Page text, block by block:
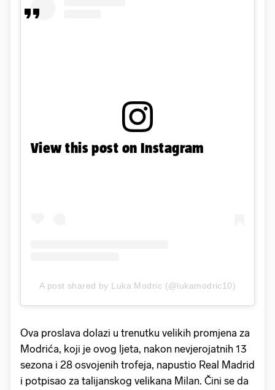
View this post on Instagram
A post shared by Luka Modric (@lukamodric10)
Ova proslava dolazi u trenutku velikih promjena za
Modrića, koji je ovog ljeta, nakon nevjerojatnih 13
sezona i 28 osvojenih trofeja, napustio Real Madrid
i potpisao za talijanskog velikana Milan. Čini se da